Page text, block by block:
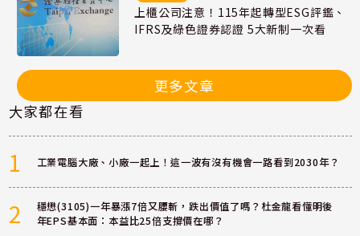
上櫃公司注意！115年起轉型ESG評鑑、
IFRS及綠色證券認證 5大新制一次看
更多文章
大家都在看
1 工業電腦大廠、小廠一起上！這一波有沒有機會一路看到2030年？
2
穩懋(3105)一年暴漲7倍又腰斬，跌出價值了嗎？杜金龍看懂明後
年EPS基本面：本益比25倍支撐價在哪？